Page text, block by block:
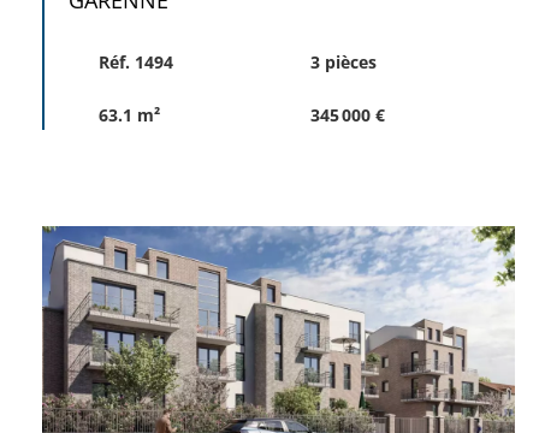
Réf. 1494 3 pièces
63.1 m² 345 000 €